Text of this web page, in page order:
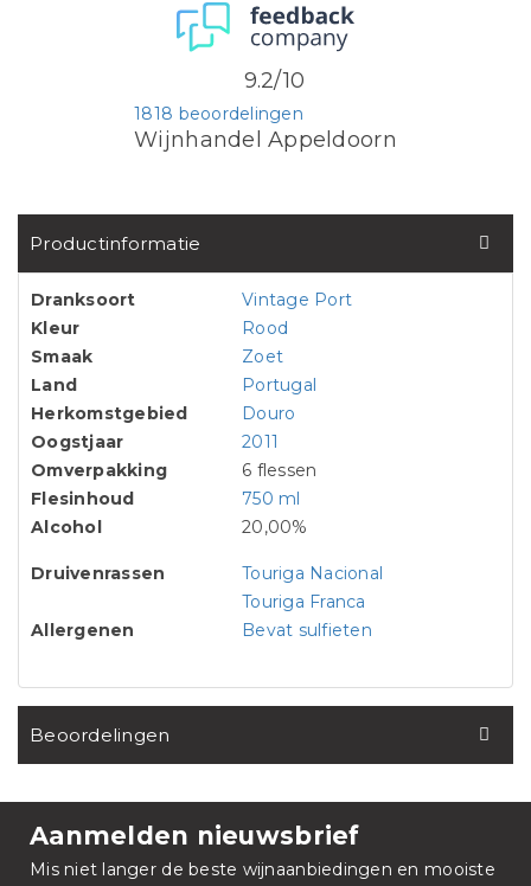
Wijnhandel Appeldoorn
1818 beoordelingen
9.2/10
Productinformatie
Dranksoort
Vintage Port
Kleur
Rood
Smaak
Zoet
Land
Portugal
Herkomstgebied
Douro
Oogstjaar
2011
Omverpakking
6 flessen
Flesinhoud
750 ml
Alcohol
20,00%
Druivenrassen
Touriga Nacional
Touriga Franca
Allergenen
Bevat sulfieten
Beoordelingen
Aanmelden nieuwsbrief
Mis niet langer de beste wijnaanbiedingen en mooiste